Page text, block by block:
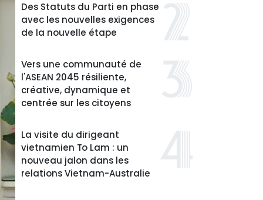
Des Statuts du Parti en phase
avec les nouvelles exigences
de la nouvelle étape
Vers une communauté de
l'ASEAN 2045 résiliente,
créative, dynamique et
centrée sur les citoyens
La visite du dirigeant
vietnamien To Lam : un
nouveau jalon dans les
relations Vietnam-Australie